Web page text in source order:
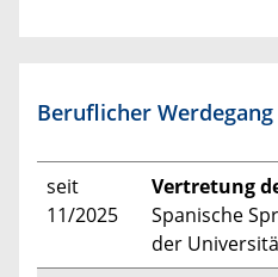
Beruflicher Werdegang
seit
11/2025
Vertretung
Spanische
der